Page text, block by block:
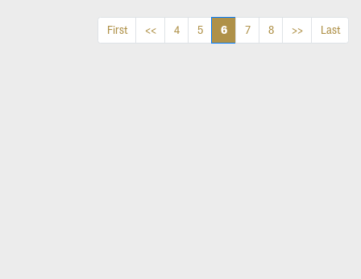
First << 4 5 6 7 8 >> Last